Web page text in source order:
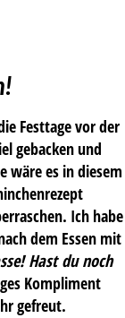
Festtage vor der
gebacken und
wäre es in diesem
Ich habe
dem Essen mit
Hast du noch
Kompliment
gefreut.